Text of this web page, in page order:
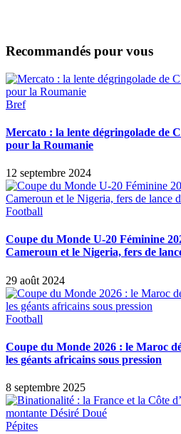
Recommandés pour vous
Bref
Mercato : la lente dégringolade de
pour la Roumanie
12 septembre 2024
Football
Coupe du Monde U-20 Féminine
Cameroun et le Nigeria, fers de
29 août 2024
Football
Coupe du Monde 2026 : le Maroc
les géants africains sous pression
8 septembre 2025
Pépites